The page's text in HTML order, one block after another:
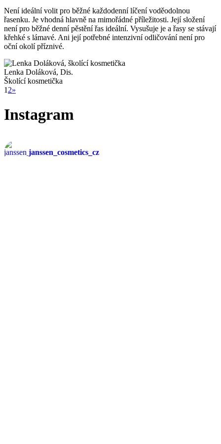
Není ideální volit pro běžné každodenní líčení voděodolnou
řasenku. Je vhodná hlavně na mimořádné příležitosti. Její složení
není pro běžné denní pěstění řas ideální. Vysušuje je a řasy se stávají
křehké s lámavé. Ani její potřebné intenzivní odličování není pro
oční okolí příznivé.
Lenka Doláková, Dis.
Školící kosmetička
1 2»
Instagram
janssen_cosmetics_cz